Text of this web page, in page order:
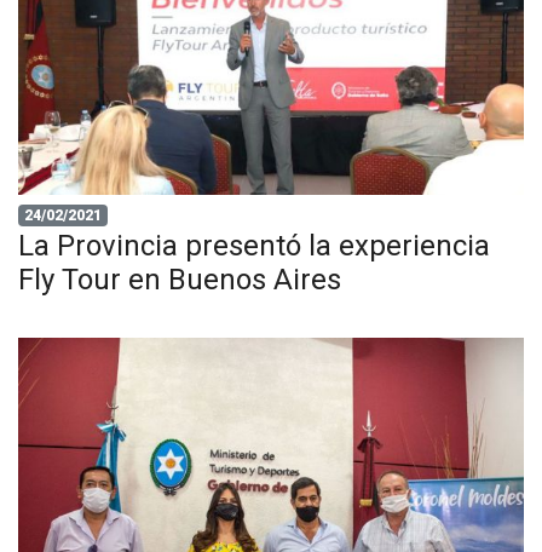
24/02/2021
La Provincia presentó la experiencia
Fly Tour en Buenos Aires